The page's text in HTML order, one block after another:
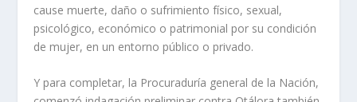
cause muerte, daño o sufrimiento físico, sexual,
psicológico, económico o patrimonial por su condición
de mujer, en un entorno público o privado.
Y para completar, la Procuraduría general de la Nación,